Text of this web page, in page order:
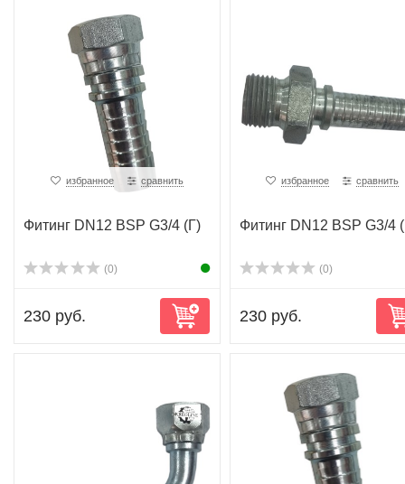
избранное сравнить
Фитинг DN12 BSP G3/4 (Г)
(0)
230 руб.
избранное сравнить
Фитинг DN12 BSP G3/4
(0)
230 руб.